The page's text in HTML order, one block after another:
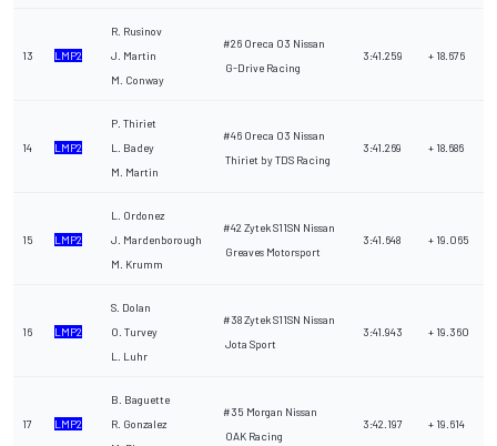
13 LMP2
R. Rusinov
J. Martin
M. Conway
#26 Oreca 03 Nissan
G-Drive Racing
3:41.259 + 18.676
14 LMP2
P. Thiriet
L. Badey
M. Martin
#46 Oreca 03 Nissan
Thiriet by TDS Racing
3:41.269 + 18.686
15 LMP2
L. Ordonez
J. Mardenborough
M. Krumm
#42 Zytek S11SN Nissan
Greaves Motorsport
3:41.648 + 19.065
16 LMP2
S. Dolan
O. Turvey
L. Luhr
#38 Zytek S11SN Nissan
Jota Sport
3:41.943 + 19.360
17 LMP2
B. Baguette
R. Gonzalez
#35 Morgan Nissan
OAK Racing
3:42.197 + 19.614